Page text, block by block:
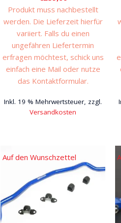
Produkt muss nachbestellt
werden. Die Lieferzeit hierfür
variiert. Falls du einen
ungefähren Liefertermin
erfragen möchtest, schick uns
einfach eine Mail oder nutze
das Kontaktformular.
Inkl. 19 % Mehrwertsteuer, zzgl.
Versandkosten
Auf den Wunschzettel